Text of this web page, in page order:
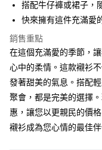
悠遊付
Google Pay
全盈+PAY
大哥付你分期
相關說明
【大哥付你分期使用說明】
1.本服務由台灣大哥大提供
AFTEE先享後付
搭配牛仔褲或裙子，
快來擁有這件充滿愛
銷售重點
在這個充滿愛的季節，
心中的柔情。這款襯衫
發著甜美的氣息。搭配
聚會，都是完美的選擇
惠，讓您以更親民的價
襯衫成為您心情的最佳